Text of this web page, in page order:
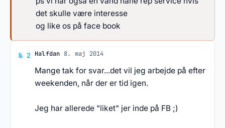
det skulle være interesse
og like os på face book
№ 2 Svar af Halfdan
Halfdan · 8. maj 2014
Mange tak for svar...det vil jeg arbejde på efter
weekenden, når der er tid igen.
Jeg har allerede "liket" jer inde på FB ;)